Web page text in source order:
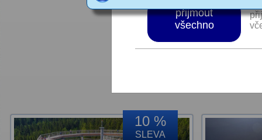
přijmout
všechno
10 %
SLEVA